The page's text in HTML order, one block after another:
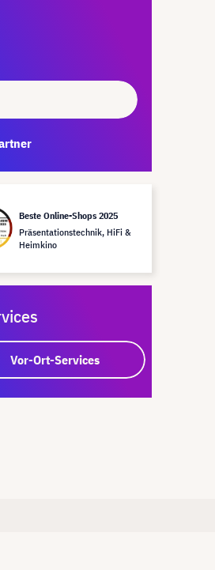
Beste Online-Shops 2025
Präsentationstechnik, HiFi &
Heimkino
Vor-Ort-Services